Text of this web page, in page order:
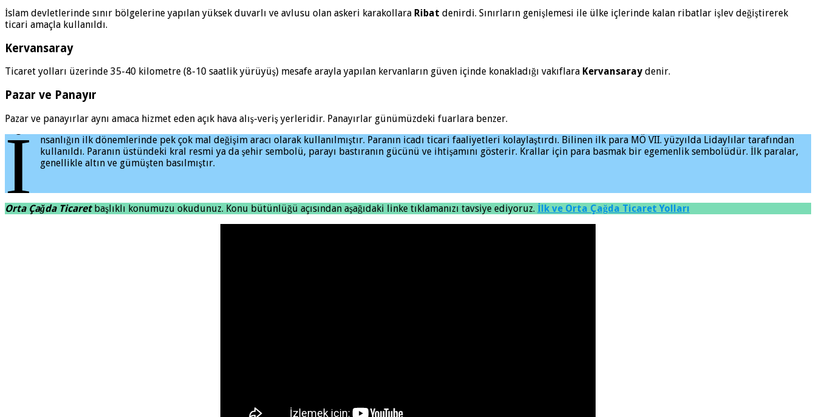
İslam devletlerinde sınır bölgelerine yapılan yüksek duvarlı ve avlusu olan askeri karakollara Ribat denirdi. Sınırların genişlemesi ile ülke içlerinde kalan ribatlar işlev değiştirerek
ticari amaçla kullanıldı.
Kervansaray
Ticaret yolları üzerinde 35-40 kilometre (8-10 saatlik yürüyüş) mesafe arayla yapılan kervanların güven içinde konakladığı vakıflara Kervansaray denir.
Pazar ve Panayır
Pazar ve panayırlar aynı amaca hizmet eden açık hava alış-veriş yerleridir. Panayırlar günümüzdeki fuarlara benzer.
İ
nsanlığın ilk dönemlerinde pek çok mal değişim aracı olarak kullanılmıştır. Paranın icadı ticari faaliyetleri kolaylaştırdı. Bilinen ilk para MÖ VII. yüzyılda Lidaylılar tarafından
kullanıldı. Paranın üstündeki kral resmi ya da şehir sembolü, parayı bastıranın gücünü ve ihtişamını gösterir. Krallar için para basmak bir egemenlik sembolüdür. İlk paralar,
genellikle altın ve gümüşten basılmıştır.
Orta Çağda Ticaretbaşlıklı konumuzu okudunuz. Konu bütünlüğü açısından aşağıdaki linke tıklamanızı tavsiye ediyoruz. İlk ve Orta Çağda Ticaret Yolları